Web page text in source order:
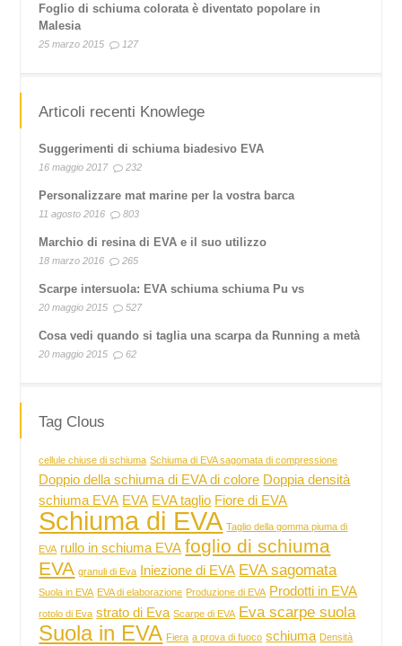
Foglio di schiuma colorata è diventato popolare in
Malesia
25 marzo 2015 127
Articoli recenti Knowlege
Suggerimenti di schiuma biadesivo EVA
16 maggio 2017 232
Personalizzare mat marine per la vostra barca
11 agosto 2016 803
Marchio di resina di EVA e il suo utilizzo
18 marzo 2016 265
Scarpe intersuola: EVA schiuma schiuma Pu vs
20 maggio 2015 527
Cosa vedi quando si taglia una scarpa da Running a metà
20 maggio 2015 62
Tag Clous
cellule chiuse di schiuma Schiuma di EVA sagomata di compressione
Doppio della schiuma di EVA di colore Doppia densità
schiuma EVA EVA EVA taglio Fiore di EVA
Schiuma di EVA Taglio della gomma piuma di
EVA rullo in schiuma EVA foglio di schiuma
EVA granuli di Eva Iniezione di EVA EVA sagomata
Suola in EVA EVA di elaborazione Produzione di EVA Prodotti in EVA
rotolo di Eva strato di Eva Scarpe di EVA Eva scarpe suola
Suola in EVA Fiera a prova di fuoco schiuma Densità